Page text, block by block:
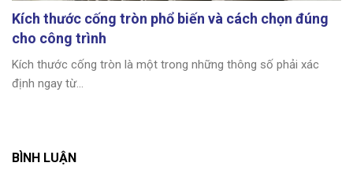
Kích thước cống tròn phổ biến và cách chọn đúng
cho công trình
Kích thước cống tròn là một trong những thông số phải xác
định ngay từ...
BÌNH LUẬN